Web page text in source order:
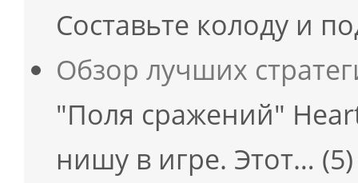
Составьте колоду и
Обзор лучших
"Поля сражений"
нишу в игре. Этот… (5)